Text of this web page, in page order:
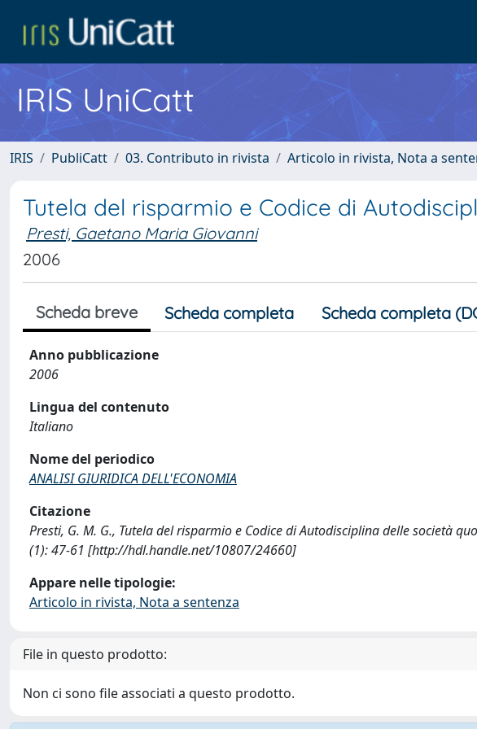
IRIS UniCatt
IRIS PubliCatt 03. Contributo in rivista Articolo in rivista, Nota a
Tutela del risparmio e Codice di
Presti, Gaetano Maria Giovanni
2006
Scheda breve Scheda completa Scheda completa
Anno pubblicazione
2006
Lingua del contenuto
Italiano
Nome del periodico
ANALISI GIURIDICA DELL'ECONOMIA
Citazione
Presti, G. M. G., Tutela del risparmio e Codice di Autodisciplina delle società
(1): 47-61 [http://hdl.handle.net/10807/24660]
Appare nelle tipologie:
Articolo in rivista, Nota a sentenza
File in questo prodotto:
Non ci sono file associati a questo prodotto.